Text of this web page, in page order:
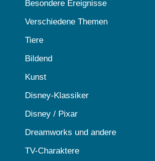
Besondere Ereignisse
Verschiedene Themen
Tiere
Bildend
Kunst
Disney-Klassiker
Disney / Pixar
Dreamworks und andere
TV-Charaktere